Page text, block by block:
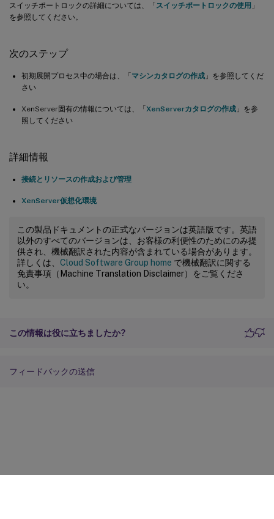
スイッチポートロックの詳細については、「スイッチポートロックの使用 」
を参照してください。
次のステップ
初期展開プロセス中の場合は、「マシンカタログの作成 」を参照してくだ
さい
XenServer固有の情報については、「XenServerカタログの作成 」を参
照してください
詳細情報
接続とリソースの作成および管理
XenServer仮想化環境
この製品ドキュメントの正式なバージョンは英語版です。英語
以外のすべてのバージョンは、お客様の利便性のためにのみ提
供され、機械翻訳された内容が含まれている場合があります。
詳しくは、 Cloud Software Group home で機械翻訳に関する
免責事項（Machine Translation Disclaimer）をご覧くださ
い。
この情報は役に立ちましたか?
フィードバックの送信